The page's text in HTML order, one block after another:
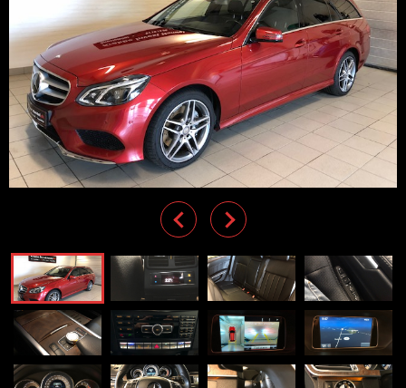
Previous
Next